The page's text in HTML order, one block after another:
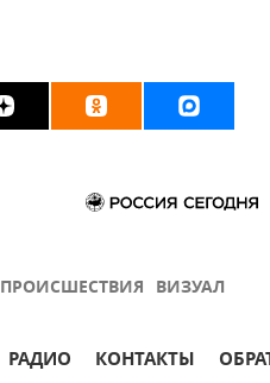
ПРОИСШЕСТВИЯ ВИЗУАЛ
РАДИО КОНТАКТЫ